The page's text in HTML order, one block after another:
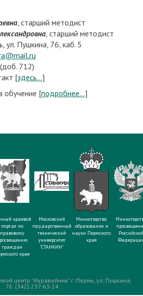
, старший методист
, старший методист
ул. Пушкина, 76, каб. 5
712)
[здесь...]
обучение [подробнее...]
краевой
портал по
правовому
граждан
края
Московский
государственный
технический
университет
"СТАНКИН"
Министерство
образования и
науки Пермского
края
центр "Муравейник" г. Пермь, ул. Пушкина,
76. (342) 237-63-24